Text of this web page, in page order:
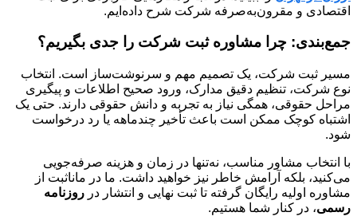
اقتصادی و مقرون‌به‌صرفه شرکت شرح داده‌ایم.
جمع‌بندی: چرا مشاوره ثبت شرکت را جدی بگیریم؟
مسیر ثبت شرکت، یک تصمیم مهم و سرنوشت‌ساز است. انتخاب
نوع شرکت، تنظیم دقیق مدارک، ورود صحیح اطلاعات و پیگیری
مراحل حقوقی، همگی نیاز به تجربه و دانش حقوقی دارند. حتی یک
اشتباه کوچک ممکن است باعث تأخیر چندماهه یا رد درخواست
شود.
با انتخاب مشاور مناسب، نه‌تنها در زمان و هزینه صرفه‌جویی
می‌کنید، بلکه آرامش خاطر نیز خواهید داشت. ما در ماناثبت از
مشاوره اولیه رایگان گرفته تا ثبت نهایی و انتشار در روزنامه
رسمی، در کنار شما هستیم.